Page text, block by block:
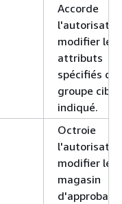
Accorde
modifier les
attributs
spécifiés du
groupe cible
indiqué.
Octroie
modifier le
magasin